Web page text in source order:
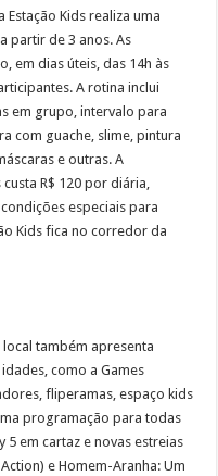
Kids realiza uma
partir de 3 anos. As
em dias úteis, das 14h às
A rotina inclui
em grupo, intervalo para
com guache, slime, pintura
e outras. A
R$ 120 por diária,
especiais para
Kids fica no corredor da
também apresenta
como a Games
fliperamas, espaço kids
programação para todas
5 em cartaz e novas estreias
e Homem-Aranha: Um